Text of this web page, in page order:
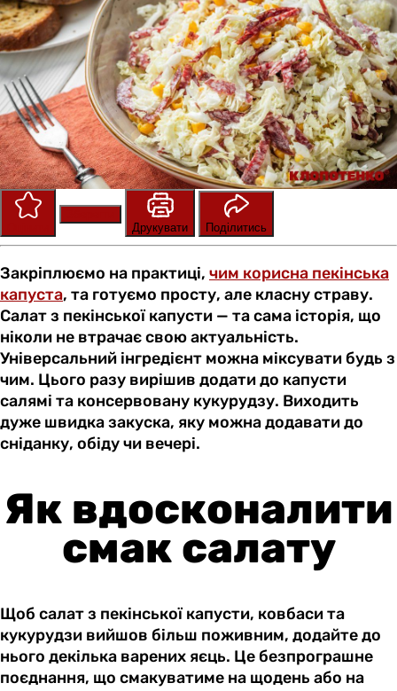
Друкувати
Поділитись
Закріплюємо на практиці, чим корисна пекінська
капуста, та готуємо просту, але класну страву.
Салат з пекінської капусти — та сама історія, що
ніколи не втрачає свою актуальність.
Універсальний інгредієнт можна міксувати будь з
чим. Цього разу вирішив додати до капусти
салямі та консервовану кукурудзу. Виходить
дуже швидка закуска, яку можна додавати до
сніданку, обіду чи вечері.
Як вдосконалити
смак салату
Щоб салат з пекінської капусти, ковбаси та
кукурудзи вийшов більш поживним, додайте до
нього декілька варених яєць. Це безпрограшне
поєднання, що смакуватиме на щодень або на